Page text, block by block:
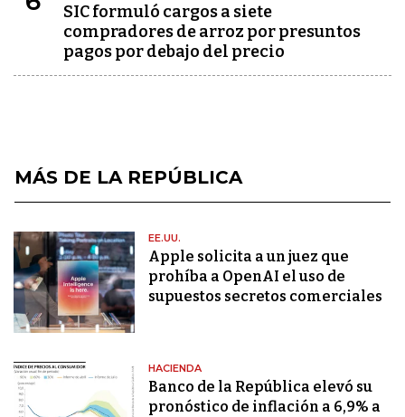
SIC formuló cargos a siete
compradores de arroz por presuntos
pagos por debajo del precio
MÁS DE LA REPÚBLICA
EE.UU.
Apple solicita a un juez que
prohíba a OpenAI el uso de
supuestos secretos comerciales
HACIENDA
Banco de la República elevó su
pronóstico de inflación a 6,9% a